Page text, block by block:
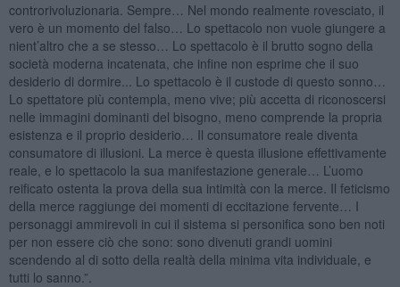
controrivoluzionaria. Sempre… Nel mondo realmente rovesciato, il
vero è un momento del falso… Lo spettacolo non vuole giungere a
nient’altro che a se stesso… Lo spettacolo è il brutto sogno della
società moderna incatenata, che infine non esprime che il suo
desiderio di dormire... Lo spettacolo è il custode di questo sonno…
Lo spettatore più contempla, meno vive; più accetta di riconoscersi
nelle immagini dominanti del bisogno, meno comprende la propria
esistenza e il proprio desiderio… Il consumatore reale diventa
consumatore di illusioni. La merce è questa illusione effettivamente
reale, e lo spettacolo la sua manifestazione generale… L’uomo
reificato ostenta la prova della sua intimità con la merce. Il feticismo
della merce raggiunge dei momenti di eccitazione fervente… I
personaggi ammirevoli in cui il sistema si personifica sono ben noti
per non essere ciò che sono: sono divenuti grandi uomini
scendendo al di sotto della realtà della minima vita individuale, e
tutti lo sanno.”.